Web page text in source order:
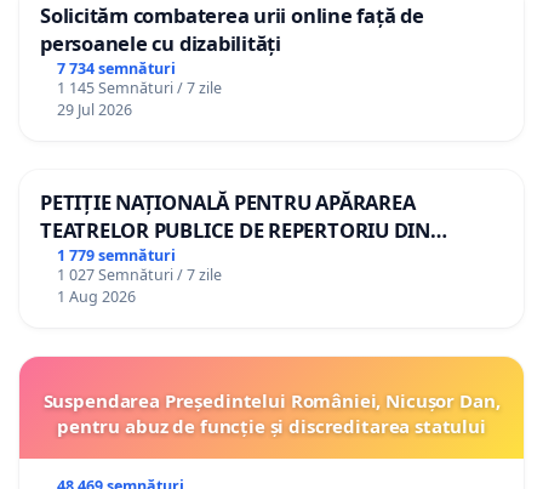
Solicităm combaterea urii online față de
persoanele cu dizabilități
7 734 semnături
1 145 Semnături / 7 zile
29 Jul 2026
PETIȚIE NAȚIONALĂ PENTRU APĂRAREA
TEATRELOR PUBLICE DE REPERTORIU DIN
ROMÂNIA
1 779 semnături
1 027 Semnături / 7 zile
1 Aug 2026
Suspendarea Președintelui României, Nicușor Dan,
pentru abuz de funcție și discreditarea statului